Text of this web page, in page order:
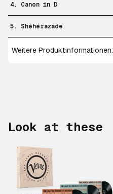
4. Canon in D
5. Shéhérazade
Weitere Produktinformationen:
Look at these